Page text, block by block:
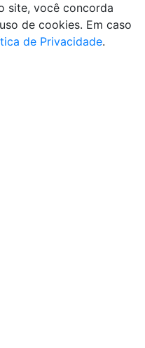
site, você concorda
de cookies. Em caso
de Privacidade.